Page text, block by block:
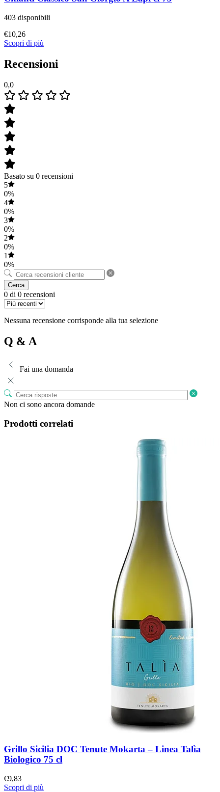
403 disponibili
€10,26
Scopri di più
Recensioni
0,0
Basato su 0 recensioni
5
0%
4
0%
3
0%
2
0%
1
0%
Cerca
0 di 0 recensioni
Nessuna recensione corrisponde alla tua selezione
Q & A
Fai una domanda
Non ci sono ancora domande
Prodotti correlati
Grillo Sicilia DOC Tenute Mokarta – Linea Talìa
Biologico 75 cl
€9,83
Scopri di più